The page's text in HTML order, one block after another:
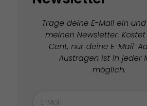
Trage deine E-Mail ein
meinen Newsletter.
Cent, nur deine E-Mail-
Austragen ist in jeder
möglich.